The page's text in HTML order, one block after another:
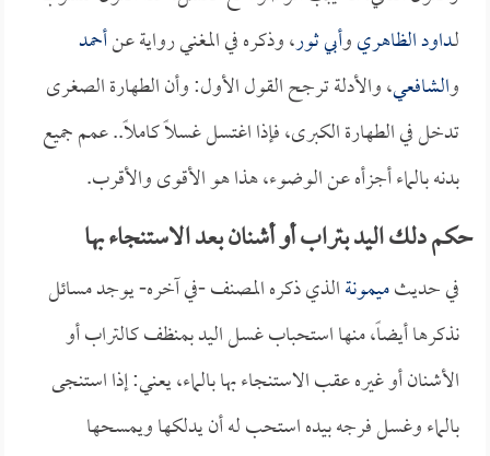
لـداود الظاهريوأبي ثور، وذكره في المغني رواية عنأحمد
والشافعي، والأدلة ترجح القول الأول: وأن الطهارة الصغرى
تدخل في الطهارة الكبرى، فإذا اغتسل غسلاً كاملاً.. عمم جميع
بدنه بالماء أجزأه عن الوضوء، هذا هو الأقوى والأقرب.
حكم دلك اليد بتراب أو أشنان بعد الاستنجاء بها
في حديثميمونةالذي ذكره المصنف -في آخره- يوجد مسائل
نذكرها أيضاً، منها استحباب غسل اليد بمنظف كالتراب أو
الأشنان أو غيره عقب الاستنجاء بها بالماء، يعني: إذا استنجى
بالماء وغسل فرجه بيده استحب له أن يدلكها ويمسحها